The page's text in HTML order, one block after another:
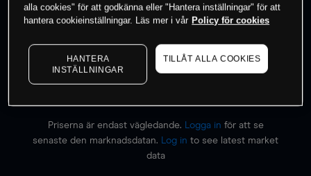
Priserna är endast vägledande. Logga in för att se
senaste den marknadsdatan.
Log in to see latest market
data
alla cookies" för att godkänna eller "Hantera inställningar" för att
hantera cookieinställningar. Läs mer i vår Policy för cookies
HANTERA
INSTÄLLNINGAR
TILLÅT ALLA COOKIES